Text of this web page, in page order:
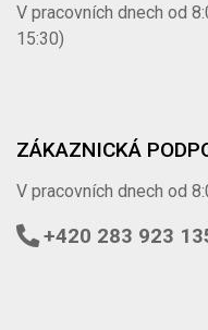
V pracovních dnech od
15:30)
ZÁKAZNICKÁ
V pracovních dnech od
+420 283 923